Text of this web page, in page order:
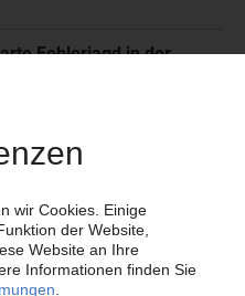
Fehlerjagd in der
ProfilControl 7
und Gummiextrusion
einen neuen
ins Blockschäumen